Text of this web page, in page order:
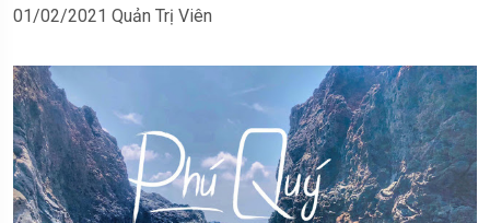
01/02/2021 Quản Trị Viên